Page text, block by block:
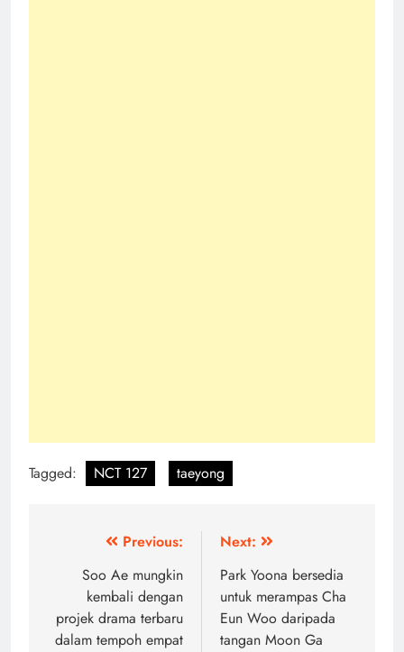
Tagged: NCT 127 taeyong
navigation
Previous:
Soo Ae mungkin
kembali dengan
projek drama terbaru
dalam tempoh empat
Next:
Park Yoona bersedia
untuk merampas Cha
Eun Woo daripada
tangan Moon Ga